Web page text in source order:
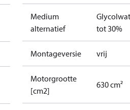
Medium
alternatief
tot 30%
Montageversie vrij
Motorgrootte
[cm2]
630 cm²